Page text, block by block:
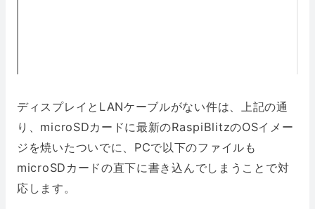
ディスプレイとLANケーブルがない件は、上記の通
り、microSDカードに最新のRaspiBlitzのOSイメー
ジを焼いたついでに、PCで以下のファイルも
microSDカードの直下に書き込んでしまうことで対
応します。